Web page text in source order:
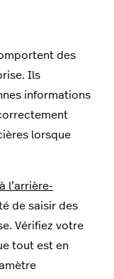
des
Ils
informations
lorsque
l’arrière-
de saisir des
Vérifiez votre
tout est en